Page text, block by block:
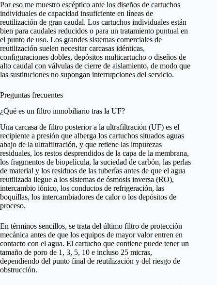
Por eso me muestro escéptico ante los diseños de cartuchos
individuales de capacidad insuficiente en líneas de
reutilización de gran caudal. Los cartuchos individuales están
bien para caudales reducidos o para un tratamiento puntual en
el punto de uso. Los grandes sistemas comerciales de
reutilización suelen necesitar carcasas idénticas,
configuraciones dobles, depósitos multicartucho o diseños de
alto caudal con válvulas de cierre de aislamiento, de modo que
las sustituciones no supongan interrupciones del servicio.
Preguntas frecuentes
¿Qué es un filtro inmobiliario tras la UF?
Una carcasa de filtro posterior a la ultrafiltración (UF) es el
recipiente a presión que alberga los cartuchos situados aguas
abajo de la ultrafiltración, y que retiene las impurezas
residuales, los restos desprendidos de la capa de la membrana,
los fragmentos de biopelícula, la suciedad de carbón, las perlas
de material y los residuos de las tuberías antes de que el agua
reutilizada llegue a los sistemas de ósmosis inversa (RO),
intercambio iónico, los conductos de refrigeración, las
boquillas, los intercambiadores de calor o los depósitos de
proceso.
En términos sencillos, se trata del último filtro de protección
mecánica antes de que los equipos de mayor valor entren en
contacto con el agua. El cartucho que contiene puede tener un
tamaño de poro de 1, 3, 5, 10 e incluso 25 micras,
dependiendo del punto final de reutilización y del riesgo de
obstrucción.